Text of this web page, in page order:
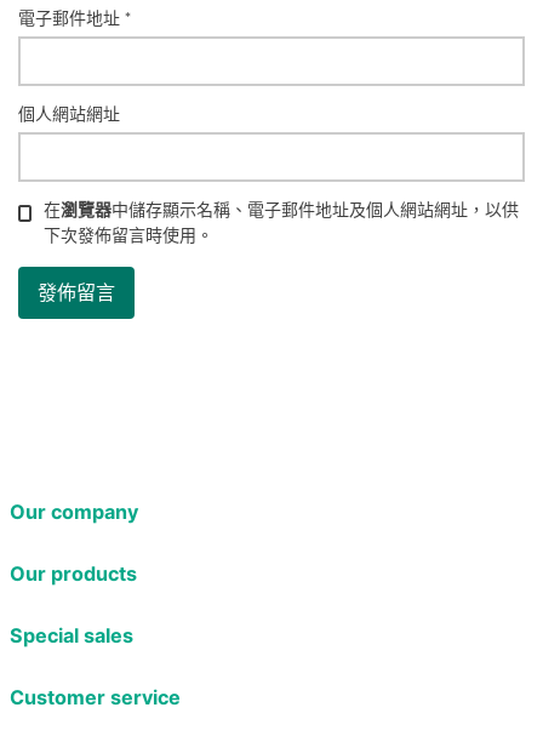
電子郵件地址 *
個人網站網址
在瀏覽器中儲存顯示名稱、電子郵件地址及個人網站網址，以供
下次發佈留言時使用。
Our company
Our products
Special sales
Customer service